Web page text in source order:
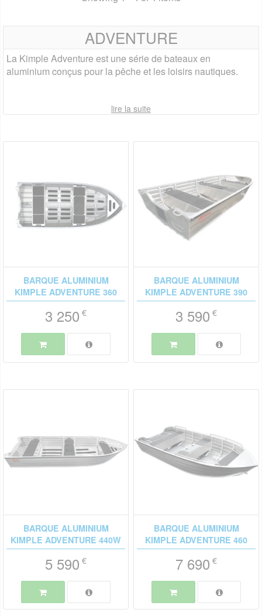
ADVENTURE
La Kimple Adventure est une série de bateaux en
aluminium conçus pour la pêche et les loisirs nautiques.
lire la suite
BARQUE ALUMINIUM
KIMPLE ADVENTURE 360
3 250 €
BARQUE ALUMINIUM
KIMPLE ADVENTURE 390
3 590 €
BARQUE ALUMINIUM
KIMPLE ADVENTURE 440W
5 590 €
BARQUE ALUMINIUM
KIMPLE ADVENTURE 460
7 690 €